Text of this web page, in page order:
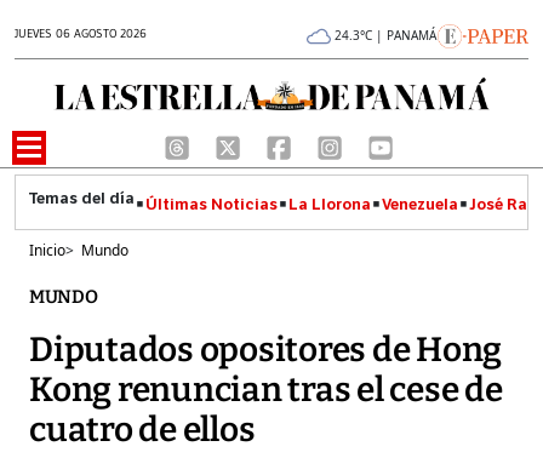
JUEVES 06 AGOSTO 2026 24.3°C | PANAMÁ
Últimas Noticias La Llorona Venezuela José
Inicio> Mundo
MUNDO
Diputados opositores de Hong
Kong renuncian tras el cese de
cuatro de ellos